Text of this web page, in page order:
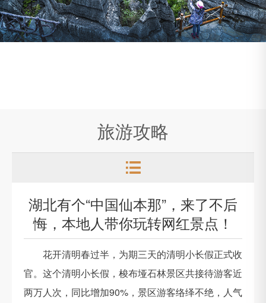
旅游攻略

湖北有个“中国仙本那”，来了不后
悔，本地人带你玩转网红景点！
花开清明春过半，为期三天的清明小长假正式收
官。这个清明小长假，梭布垭石林景区共接待游客近
两万人次，同比增加90%，景区游客络绎不绝，人气